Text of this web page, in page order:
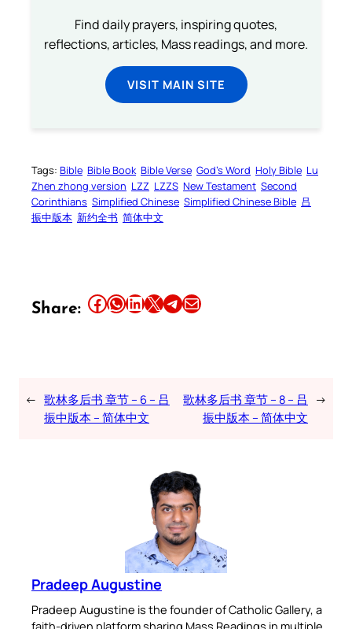
Find daily prayers, inspiring quotes,
reflections, articles, Mass readings, and more.
VISIT MAIN SITE
Tags: Bible Bible Book Bible Verse God’s Word Holy Bible Lu
Zhen zhong version LZZ LZZS New Testament Second
Corinthians Simplified Chinese Simplified Chinese Bible 吕
振中版本 新约全书 简体中文
Share: Share this article on Facebook Share this article on WhatsApp Share this article on LinkedIn Share this article on X Share this article on TelegramEmail this Article
← 歌林多后书 章节 – 6 – 吕
振中版本 – 简体中文
歌林多后书 章节 – 8 – 吕
振中版本 – 简体中文
→
Pradeep Augustine
Pradeep Augustine is the founder of Catholic Gallery, a
faith-driven platform sharing Mass Readings in multiple